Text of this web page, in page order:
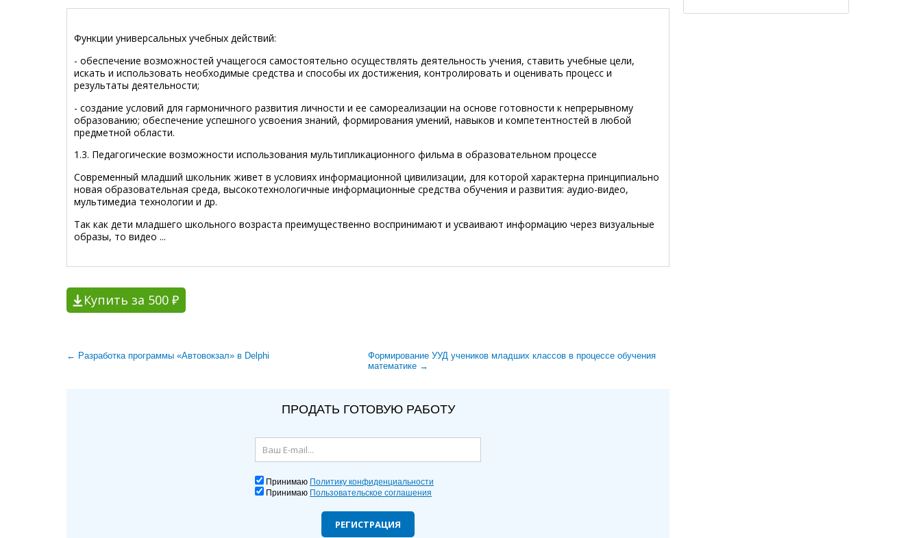
Функции универсальных учебных действий:
- обеспечение возможностей учащегося самостоятельно осуществлять деятельность учения, ставить учебные цели,
искать и использовать необходимые средства и способы их достижения, контролировать и оценивать процесс и
результаты деятельности;
- создание условий для гармоничного развития личности и ее самореализации на основе готовности к непрерывному
образованию; обеспечение успешного усвоения знаний, формирования умений, навыков и компетентностей в любой
предметной области.
1.3. Педагогические возможности использования мультипликационного фильма в образовательном процессе
Современный младший школьник живет в условиях информационной цивилизации, для которой характерна принципиально
новая образовательная среда, высокотехнологичные информационные средства обучения и развития: аудио-видео,
мультимедиа технологии и др.
Так как дети младшего школьного возраста преимущественно воспринимают и усваивают информацию через визуальные
образы, то видео ...
Купить за 500 ₽
← Разработка программы «Автовокзал» в Delphi
Формирование УУД учеников младших классов в процессе обучения
математике →
ПРОДАТЬ ГОТОВУЮ РАБОТУ
Принимаю Политику конфиденциальности
Принимаю Пользовательское соглашения
РЕГИСТРАЦИЯ